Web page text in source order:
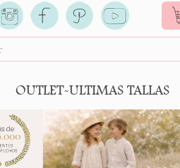
OUTLET-ULTIMAS TALLAS